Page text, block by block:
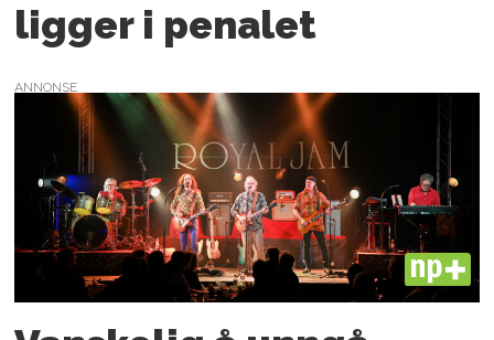
ligger i penalet
ANNONSE
PLUS